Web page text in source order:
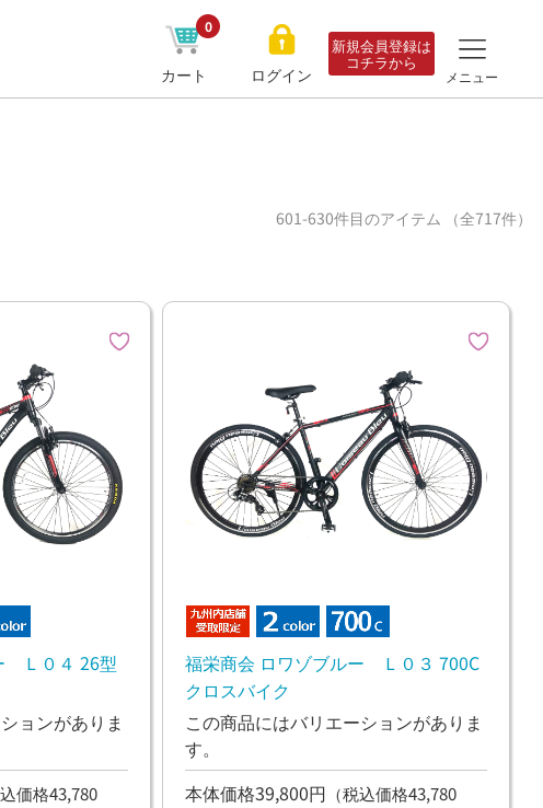
カート
0
ログイン
新規会員登録は
コチラから
メニュー
601-630件目のアイテム （全717件）
Ｌ０４ 26型
ョンがありま
込価格43,780
福栄商会 ロワゾブルー Ｌ０３ 700C
クロスバイク
この商品にはバリエーションがありま
す。
本体価格39,800円 （税込価格43,780